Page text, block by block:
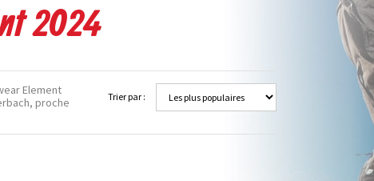
2024
Trier par :
Element
proche